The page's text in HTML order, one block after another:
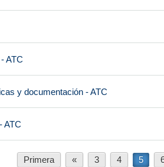
ATC
y documentación - ATC
ATC
Primera « 3 4 5